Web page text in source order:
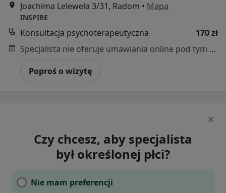
Joachima Lelewela 3/31, Radom • Mapa
INSPIRE
Konsultacja psychoterapeutyczna
170 zł
Specjalista nie oferuje umawiania online pod tym adresem.
Poproś o wizytę
Czy chcesz, aby specjalista
był określonej płci?
Nie mam preferencji